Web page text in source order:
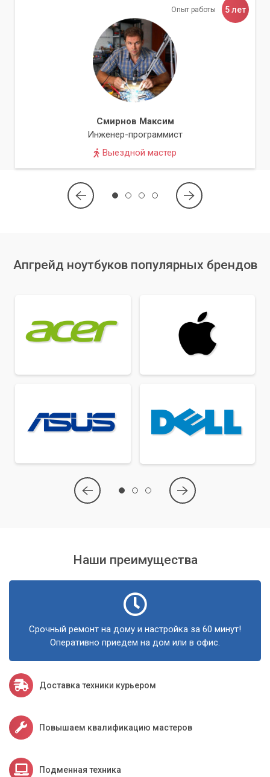
Обращайтесь к нам, и мы поможем сделать ваш ноутбук
быстрее и более функциональным! Кроме того, мы
предоставляем гарантию на все наши услуги, чтобы вы
могли быть уверены в качестве нашей работы.
Опыт работы 5 лет
Смирнов Максим
Инженер-программист
Выездной мастер
Апгрейд ноутбуков популярных брендов
Наши преимущества
Срочный ремонт на дому и настройка за 60 минут!
Оперативно приедем на дом или в офис.
Доставка техники курьером
Повышаем квалификацию мастеров
Подменная техника